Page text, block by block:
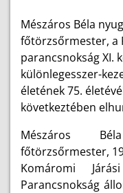
Mészáros Béla
főtörzsőrmester, a
parancsnokság XI.
különlegesszer-
életének 75.
következtében
Mészáros
főtörzsőrmester,
Komáromi
Parancsnokság